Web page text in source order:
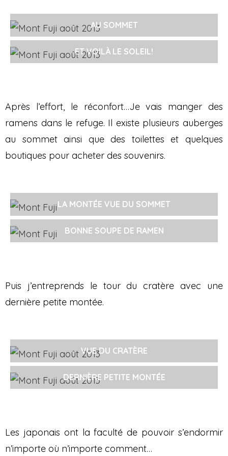
AU SOMMET
ET VOILÀ LE SOLEIL!
Après l’effort, le réconfort…Je vais manger des
ramens dans le refuge. Il existe plusieurs auberges
au sommet ainsi que des toilettes et quelques
boutiques pour acheter des souvenirs.
LA MONTÉE VUE DU SOMMET
BONNE SOUPE DE RAMEN
Puis j’entreprends le tour du cratère avec une
dernière petite montée.
VUE DU CRATÈRE
DERNIÈRE PETITE MONTÉE
Les japonais ont la faculté de pouvoir s’endormir
n’importe où n’importe comment…